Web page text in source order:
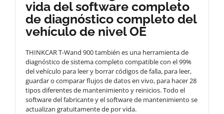
vida del software completo
de diagnóstico completo del
vehículo de nivel OE
THINKCAR T-Wand 900 también es una herramienta de
diagnóstico de sistema completo compatible con el 99%
del vehículo para leer y borrar códigos de falla, para leer,
guardar o comparar flujos de datos en vivo, para hacer 28
tipos diferentes de mantenimiento y reinicios. Todo el
software del fabricante y el software de mantenimiento se
actualizan gratuitamente de por vida.